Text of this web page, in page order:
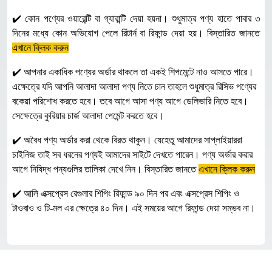
✔️ কোন পণ্যের ওয়ারেন্টি বা গ্যারান্টি দেয়া হয়না। শুধুমাত্র পণ্য হাতে পাবার ৩
দিনের মধ্যে কোন অভিযোগ পেলে রিটার্ন বা রিফান্ড দেয়া হয়। বিস্তারিত জানতে
এখানে ক্লিক করুন
✔️ আপনার একাধিক পণ্যের অর্ডার থাকলে তা একই শিপমেন্টে নাও আসতে পারে।
এক্ষেত্রে যদি আপনি আলাদা আলাদা পণ্য নিতে চান তাহলে শুধুমাত্র রিসিভ পণ্যের
বকেয়া পরিশোধ করতে হবে। তবে আগে আসা পণ্য আগে ডেলিভারি নিতে হবে।
সেক্ষেত্রে কুরিয়ার চার্জ আলাদা পেমেন্ট করতে হবে।
✔️ অবৈধ পণ্য অর্ডার করা থেকে বিরত থাকুন। যেহেতু আমাদের সাপ্লাইয়াররা
চাইনিজ তাই সব ধরনের পণ্যই আমাদের সাইটে দেখতে পারেন। পণ্য অর্ডার করার
আগে নিষিদ্ধ পন্যগুলির তালিকা দেখে নিন। বিস্তারিত জানতেএখানে ক্লিক করুন
✔️ আলি এক্সপ্রেস রেগুলার শিপিং রিফান্ড ৯০ দিন পর এবং এক্সপ্রেস শিপিং ও
টাওবাও ও টি-মল এর ক্ষেত্রে ৪০ দিন। এই সময়ের আগে রিফান্ড দেয়া সম্ভব না।